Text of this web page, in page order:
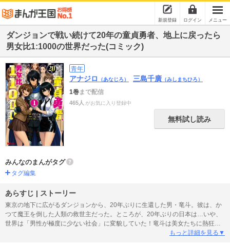
新規登録 ログイン メニュー
ダンジョンで戦い続けて20年の童貞勇者、地上に戻ったら
男女比1:1000の世界だった(コミック)
青年
アナジロ （あなじろ） 三島千廣 （みしまちひろ）
1巻まで配信
465人 がお気に入り登録中
無料試し読み
みんなのまんがタグ
タグ編集
あらすじ | ストーリー
東京の地下に広がるダンジョンから、20年ぶりに生還した男・竜斗。彼は、か
つて魔王を倒した人類の救世主だった。ところが、20年ぶりの日本は…いや、
世界は「男性が極度に少ない社会」に変貌していた！竜斗は美女たちに熱狂的
に歓迎され、モテモテで道さえ歩けなくなる。「…男！ 若い男！」「触りた
もっと詳細を見る▼